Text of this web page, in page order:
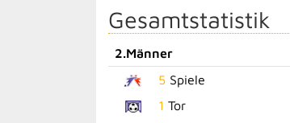
Gesamtstatistik
2.Männer
5 Spiele
1 Tor